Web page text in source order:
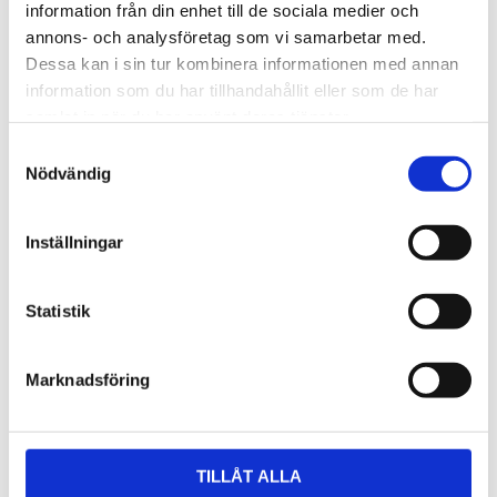
information från din enhet till de sociala medier och
annons- och analysföretag som vi samarbetar med.
Dessa kan i sin tur kombinera informationen med annan
information som du har tillhandahållit eller som de har
Nödvändig
Inställningar
Statistik
Marknadsföring
TILLÅT ALLA